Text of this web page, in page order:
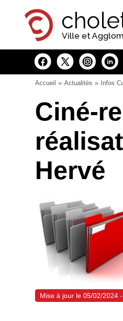
Ville et
Accueil Actualités Infos
Ciné-
Hervé
Mise à jour le 05/02/2024